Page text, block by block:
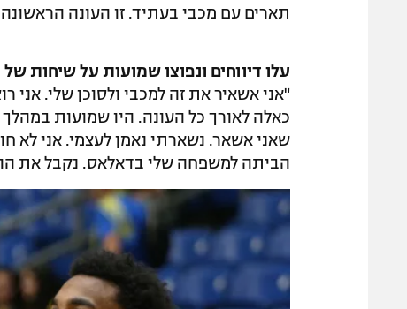
תארים עם מכבי בעתיד. זו העונה
עלו דיווחים ונפוצו שמועות על שיחות
"אני אשאיר את זה למכבי ולסוכן שלי. אני
כאלה לאורך כל העונה. היו שמועות
שאני אשאר. נשארתי נאמן לעצמי. אני לא
הביתה למשפחה שלי בדאלאס. נקבל את